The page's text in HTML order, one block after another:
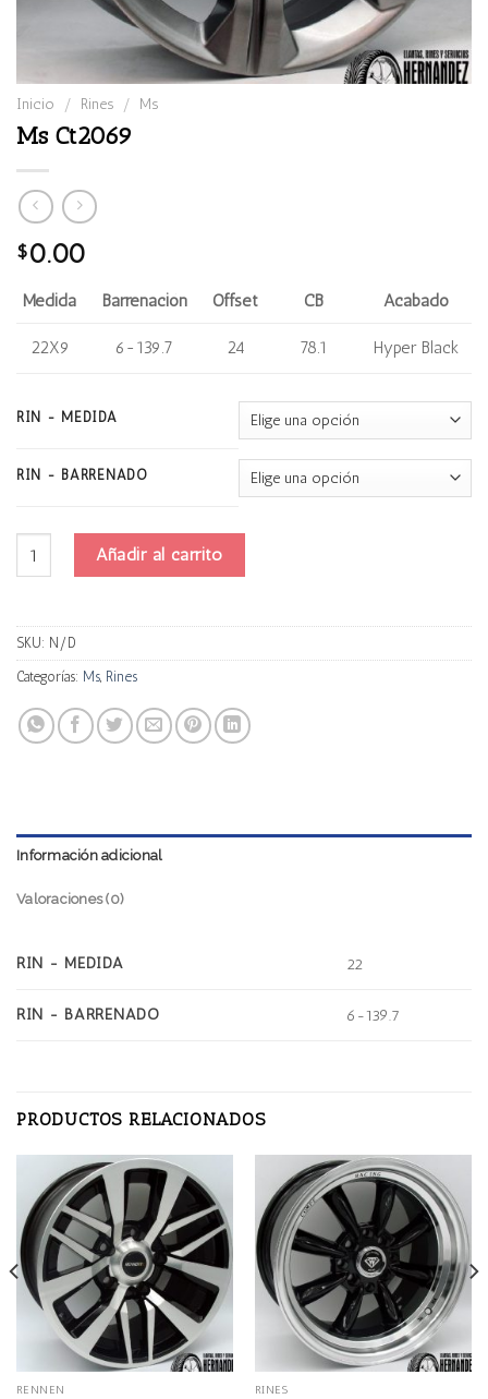
Inicio / Rines / Ms
Ms Ct2069
$0.00
Medida Barrenación Offset CB Acabado
22X9 6-139.7 24 78.1 Hyper Black
RIN - MEDIDA
RIN - BARRENADO
Ms Ct2069 cantidadAñadir al carrito
SKU: N/D
Categorías: Ms, Rines
Información adicional
Valoraciones (0)
RIN - MEDIDA 22
RIN - BARRENADO 6-139.7
PRODUCTOS RELACIONADOS
RENNEN RINES